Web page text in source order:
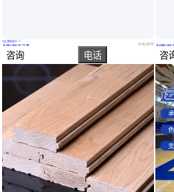
体育运动木地板 健身房地板 双层龙骨实木地板 经久耐用 规格齐全
实地验厂
￥80.00/平方米 河北沧州
咨询 电话
￥188 .00/
咨